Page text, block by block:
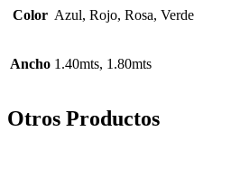
Color Azul, Rojo, Rosa, Verde
Ancho 1.40mts, 1.80mts
Otros Productos